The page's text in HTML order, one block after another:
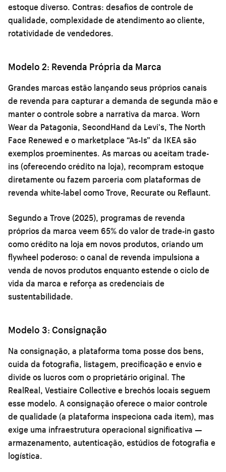
estoque diverso. Contras: desafios de controle de
qualidade, complexidade de atendimento ao cliente,
rotatividade de vendedores.
Modelo 2: Revenda Própria da Marca
Grandes marcas estão lançando seus próprios canais
de revenda para capturar a demanda de segunda mão e
manter o controle sobre a narrativa da marca. Worn
Wear da Patagonia, SecondHand da Levi's, The North
Face Renewed e o marketplace “As-Is” da IKEA são
exemplos proeminentes. As marcas ou aceitam trade-
ins (oferecendo crédito na loja), recompram estoque
diretamente ou fazem parceria com plataformas de
revenda white-label como Trove, Recurate ou Reflaunt.
Segundo a Trove (2025), programas de revenda
próprios da marca veem 65% do valor de trade-in gasto
como crédito na loja em novos produtos, criando um
flywheel poderoso: o canal de revenda impulsiona a
venda de novos produtos enquanto estende o ciclo de
vida da marca e reforça as credenciais de
sustentabilidade.
Modelo 3: Consignação
Na consignação, a plataforma toma posse dos bens,
cuida da fotografia, listagem, precificação e envio e
divide os lucros com o proprietário original. The
RealReal, Vestiaire Collective e brechós locais seguem
esse modelo. A consignação oferece o maior controle
de qualidade (a plataforma inspeciona cada item), mas
exige uma infraestrutura operacional significativa —
armazenamento, autenticação, estúdios de fotografia e
logística.